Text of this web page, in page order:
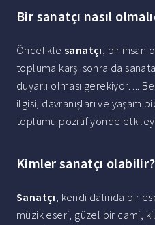
Bir sanatçı nasıl
Öncelikle sanatçı, bir insan
topluma karşı sonra da
duyarlı olması gerekiyor. ...
ilgisi, davranışları ve yaşam
toplumu pozitif yönde
Kimler sanatçı olabilir?
Sanatçı, kendi dalında bir
müzik eseri, güzel bir cami,